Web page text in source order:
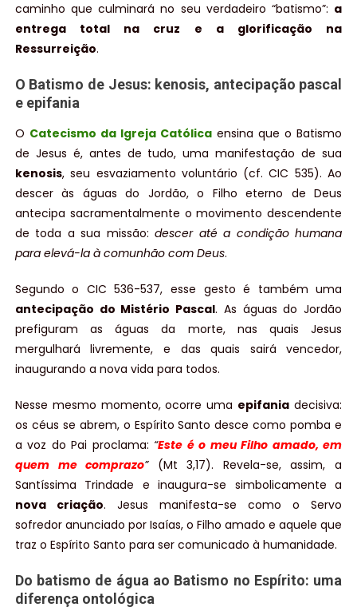
caminho que culminará no seu verdadeiro “batismo”: a
entrega total na cruz e a glorificação na
Ressurreição.
O Batismo de Jesus: kenosis, antecipação pascal
e epifania
O Catecismo da Igreja Católica ensina que o Batismo
de Jesus é, antes de tudo, uma manifestação de sua
kenosis, seu esvaziamento voluntário (cf. CIC 535). Ao
descer às águas do Jordão, o Filho eterno de Deus
antecipa sacramentalmente o movimento descendente
de toda a sua missão:descer até a condição humana
para elevá-la à comunhão com Deus.
Segundo o CIC 536-537, esse gesto é também uma
antecipação do Mistério Pascal. As águas do Jordão
prefiguram as águas da morte, nas quais Jesus
mergulhará livremente, e das quais sairá vencedor,
inaugurando a nova vida para todos.
Nesse mesmo momento, ocorre uma epifania decisiva:
os céus se abrem, o Espírito Santo desce como pomba e
a voz do Pai proclama:“Este é o meu Filho amado, em
quem me comprazo”(Mt 3,17). Revela-se, assim, a
Santíssima Trindade e inaugura-se simbolicamente a
nova criação. Jesus manifesta-se como o Servo
sofredor anunciado por Isaías, o Filho amado e aquele que
traz o Espírito Santo para ser comunicado à humanidade.
Do batismo de água ao Batismo no Espírito: uma
diferença ontológica